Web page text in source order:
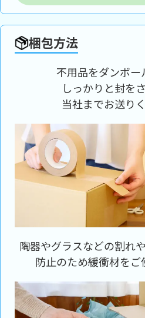
梱包方法
不用品をダンボー
しっかりと封を
当社までお送り
陶器やグラスなどの割れ
防止のため緩衝材をご